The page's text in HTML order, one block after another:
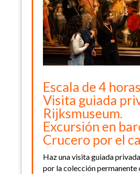
Escala de 4
Visita guiada
Rijksmuseum.
Excursión en
Crucero por el
Haz una visita guiada
por la colección permanente